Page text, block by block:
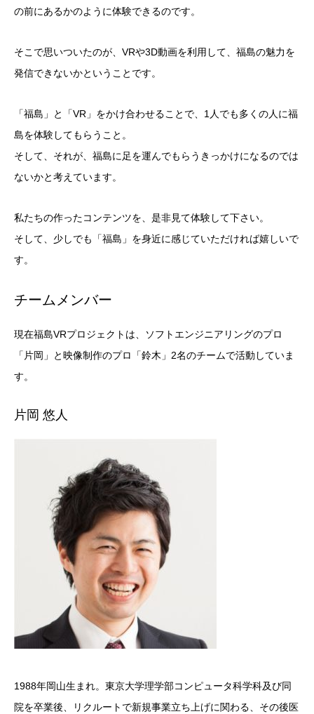
の前にあるかのように体験できるのです。
そこで思いついたのが、VRや3D動画を利用して、福島の魅力を
発信できないかということです。
「福島」と「VR」をかけ合わせることで、1人でも多くの人に福
島を体験してもらうこと。
そして、それが、福島に足を運んでもらうきっかけになるのでは
ないかと考えています。
私たちの作ったコンテンツを、是非見て体験して下さい。
そして、少しでも「福島」を身近に感じていただければ嬉しいで
す。
チームメンバー
現在福島VRプロジェクトは、ソフトエンジニアリングのプロ
「片岡」と映像制作のプロ「鈴木」2名のチームで活動していま
す。
片岡 悠人
1988年岡山生まれ。東京大学理学部コンピュータ科学科及び同
院を卒業後、リクルートで新規事業立ち上げに関わる、その後医